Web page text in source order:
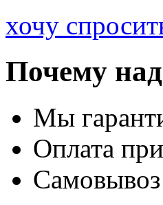
хочу
Почему
Мы
Оплата
Самовывоз